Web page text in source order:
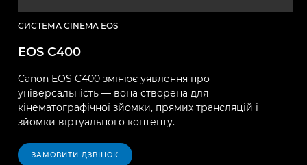
СИСТЕМА CINEMA EOS
EOS C400
Canon EOS C400 змінює уявлення про
універсальність — вона створена для
кінематографічної зйомки, прямих трансляцій і
зйомки віртуального контенту.
ЗАМОВИТИ ДЗВІНОК